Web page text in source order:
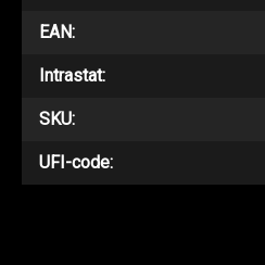
EAN:
Intrastat:
SKU:
UFI-code: